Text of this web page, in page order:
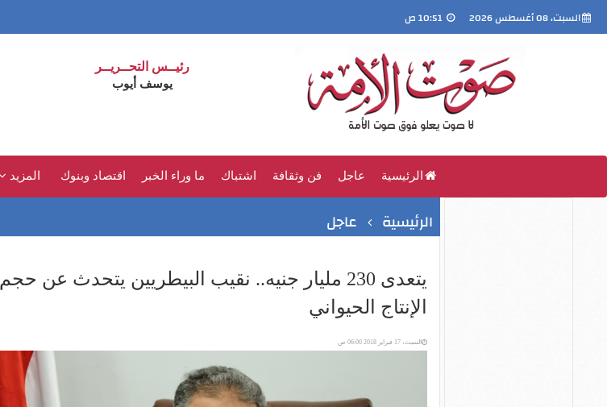
السبت، 08 أغسطس 2026
رئيــس التحــريــر
يوسف أيوب
الرئيسية عاجل فن وثقافة اشتباك ما وراء الخبر اقتصاد وبنوك المزيد
الرئيسية عاجل
يتعدى 230 مليار جنيه.. نقيب البيطريين يتحدث عن حجم
الإنتاج الحيواني
السبت، 17 فبراير 2018 06:00 ص